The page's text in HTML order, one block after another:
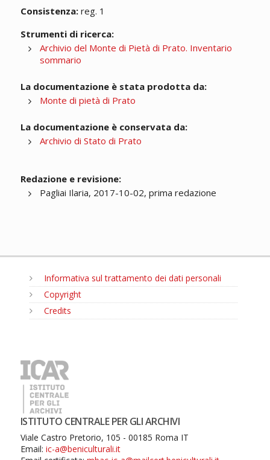
Consistenza:reg. 1
Strumenti di ricerca:
Archivio del Monte di Pietà di Prato. Inventario
sommario
La documentazione è stata prodotta da:
Monte di pietà di Prato
La documentazione è conservata da:
Archivio di Stato di Prato
Redazione e revisione:
Pagliai Ilaria, 2017-10-02, prima redazione
Informativa sul trattamento dei dati personali
Copyright
Credits
ISTITUTO CENTRALE PER GLI ARCHIVI
Viale Castro Pretorio, 105 - 00185 Roma IT
Email: ic-a@beniculturali.it